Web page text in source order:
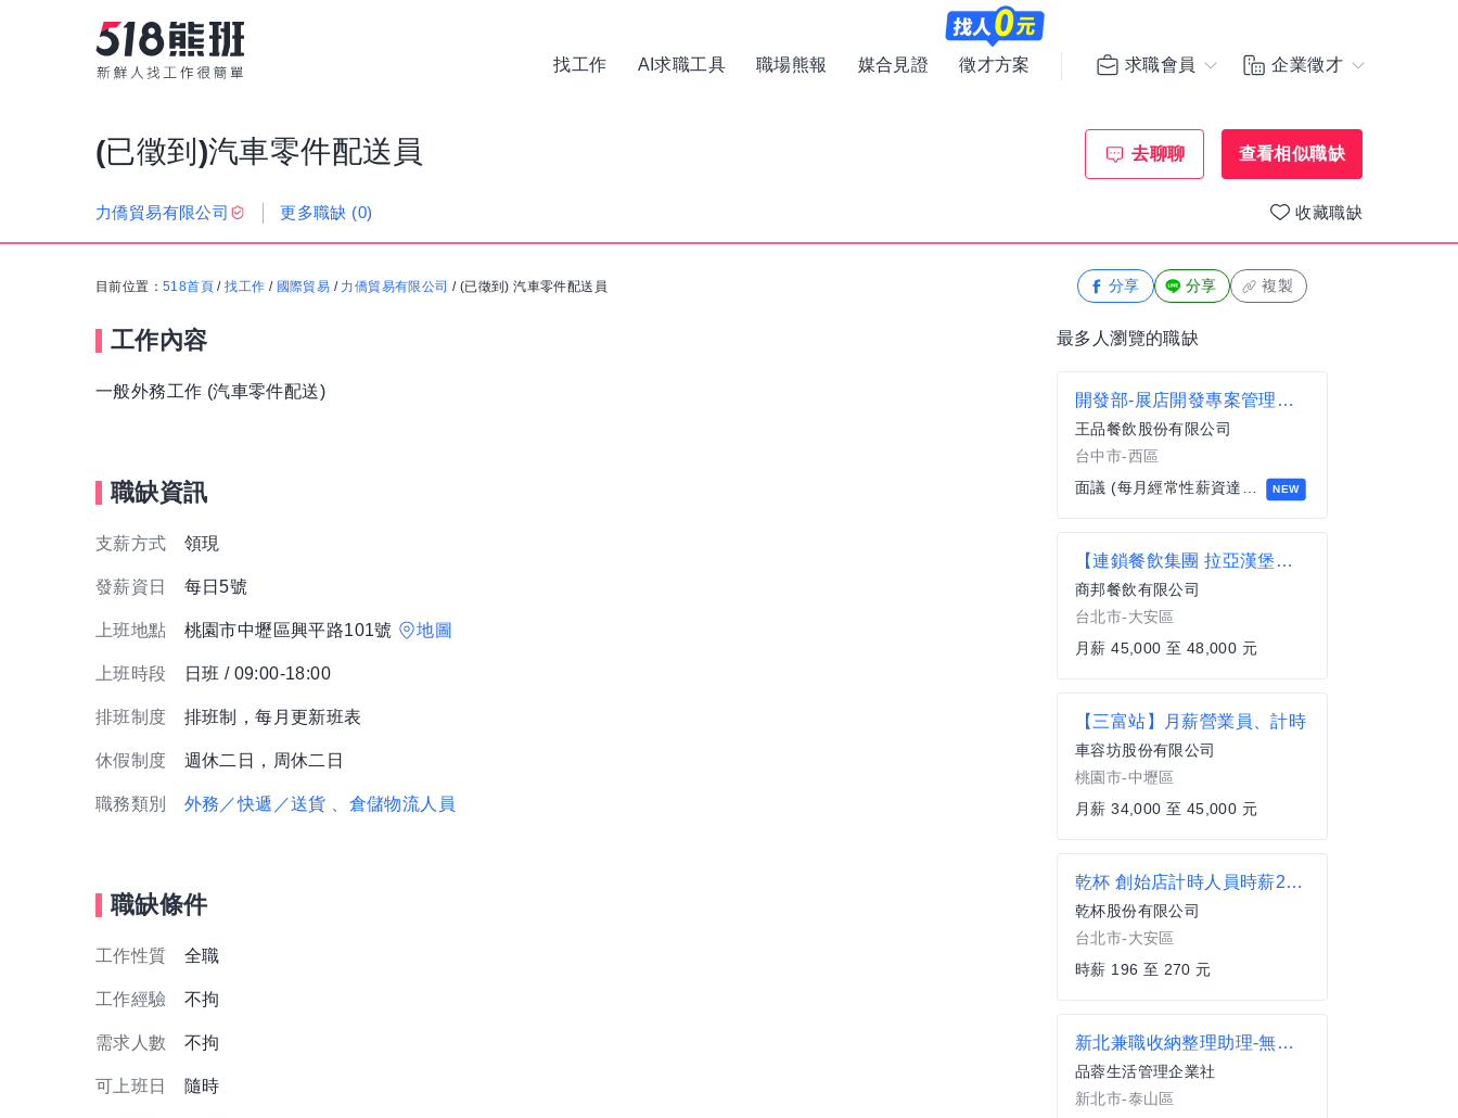
找工作 AI求職工具 職場熊報 媒合見證 徵才方案 求職會員 企業徵才
(已徵到)汽車零件配送員 去聊聊 查看相似職缺
力僑貿易有限公司 更多職缺 (0) 收藏職缺
目前位置： 518首頁 /找工作 / 國際貿易 / 力僑貿易有限公司 / (已徵到) 汽車零件配送員
工作內容
一般外務工作 (汽車零件配送)
職缺資訊
支薪方式 領現
發薪資日 每日5號
上班地點 桃園市中壢區興平路101號 地圖
上班時段 日班 / 09:00-18:00
排班制度 排班制，每月更新班表
休假制度 週休二日，周休二日
職務類別 外務／快遞／送貨 、倉儲物流人員
職缺條件
工作性質 全職
工作經驗 不拘
需求人數 不拘
可上班日 隨時
分享 分享 複製
最多人瀏覽的職缺
NEW
開發部-展店開發專案管理師(台中)
王品餐飲股份有限公司
台中市-西區
面議 (每月經常性薪資達四萬以上)
【連鎖餐飲集團 拉亞漢堡大安延吉門市店經理】薪資45K到48K(獎金另計)
商邦餐飲有限公司
台北市-大安區
月薪 45,000 至 48,000 元
【三富站】月薪營業員、計時
車容坊股份有限公司
桃園市-中壢區
月薪 34,000 至 45,000 元
乾杯 創始店計時人員時薪210起 最高時薪270元
乾杯股份有限公司
台北市-大安區
時薪 196 至 270 元
新北兼職收納整理助理-無經驗可
品蓉生活管理企業社
新北市-泰山區